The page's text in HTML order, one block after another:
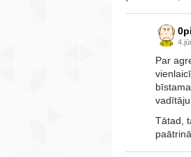
Par
Tātad,